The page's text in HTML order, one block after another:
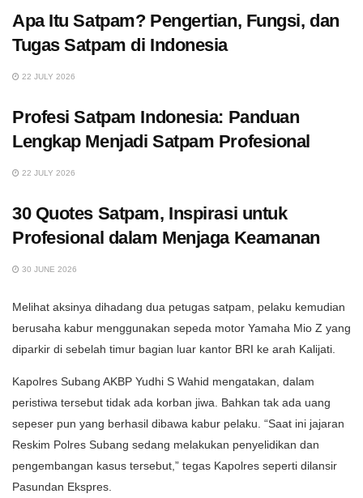
Apa Itu Satpam? Pengertian, Fungsi, dan
Tugas Satpam di Indonesia
22 JULY 2026
Profesi Satpam Indonesia: Panduan
Lengkap Menjadi Satpam Profesional
22 JULY 2026
30 Quotes Satpam, Inspirasi untuk
Profesional dalam Menjaga Keamanan
30 JUNE 2026
Melihat aksinya dihadang dua petugas satpam, pelaku kemudian
berusaha kabur menggunakan sepeda motor Yamaha Mio Z yang
diparkir di sebelah timur bagian luar kantor BRI ke arah Kalijati.
Kapolres Subang AKBP Yudhi S Wahid mengatakan, dalam
peristiwa tersebut tidak ada korban jiwa. Bahkan tak ada uang
sepeser pun yang berhasil dibawa kabur pelaku. “Saat ini jajaran
Reskim Polres Subang sedang melakukan penyelidikan dan
pengembangan kasus tersebut,” tegas Kapolres seperti dilansir
Pasundan Ekspres.